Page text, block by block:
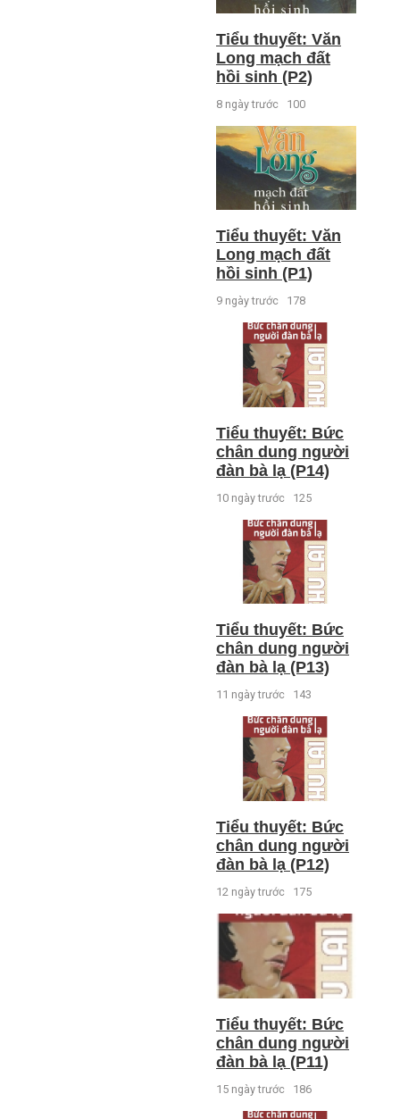
Tiểu thuyết: Văn
Long mạch đất
hồi sinh (P2)
8 ngày trước 100
Tiểu thuyết: Văn
Long mạch đất
hồi sinh (P1)
9 ngày trước 178
Tiểu thuyết: Bức
chân dung người
đàn bà lạ (P14)
10 ngày trước 125
Tiểu thuyết: Bức
chân dung người
đàn bà lạ (P13)
11 ngày trước 143
Tiểu thuyết: Bức
chân dung người
đàn bà lạ (P12)
12 ngày trước 175
Tiểu thuyết: Bức
chân dung người
đàn bà lạ (P11)
15 ngày trước 186